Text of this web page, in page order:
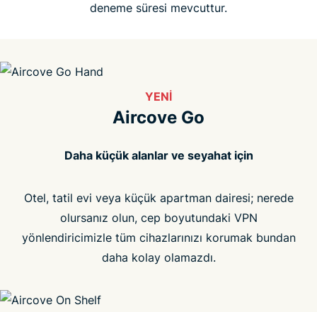
deneme süresi mevcuttur.
YENI
Aircove Go
Daha küçük alanlar ve seyahat için
Otel, tatil evi veya küçük apartman dairesi; nerede
olursanız olun, cep boyutundaki VPN
yönlendiricimizle tüm cihazlarınızı korumak bundan
daha kolay olamazdı.